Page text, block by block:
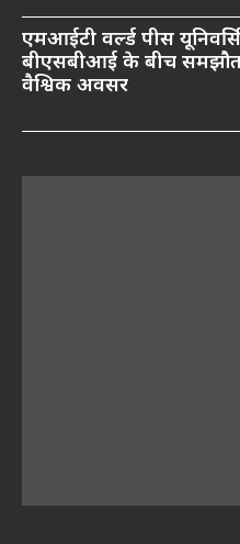
एमआईटी वर्ल्ड पीस
बीएसबीआई के बीच
वैश्विक अवसर